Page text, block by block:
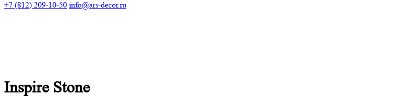
+7 (812) 209-10-50 info@ars-decor.ru
Inspire Stone